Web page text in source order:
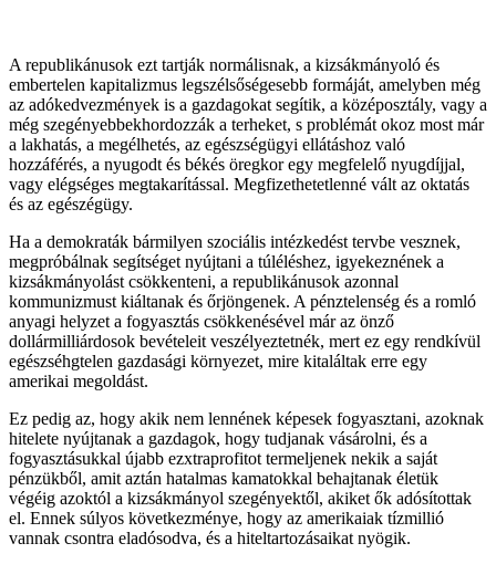
A republikánusok ezt tartják normálisnak, a kizsákmányoló és
embertelen kapitalizmus legszélsőségesebb formáját, amelyben még
az adókedvezmények is a gazdagokat segítik, a középosztály, vagy a
még szegényebbekhordozzák a terheket, s problémát okoz most már
a lakhatás, a megélhetés, az egészségügyi ellátáshoz való
hozzáférés, a nyugodt és békés öregkor egy megfelelő nyugdíjjal,
vagy elégséges megtakarítással. Megfizethetetlenné vált az oktatás
és az egészégügy.
Ha a demokraták bármilyen szociális intézkedést tervbe vesznek,
megpróbálnak segítséget nyújtani a túléléshez, igyekeznének a
kizsákmányolást csökkenteni, a republikánusok azonnal
kommunizmust kiáltanak és őrjöngenek. A pénztelenség és a romló
anyagi helyzet a fogyasztás csökkenésével már az önző
dollármilliárdosok bevételeit veszélyeztetnék, mert ez egy rendkívül
egészséhgtelen gazdasági környezet, mire kitaláltak erre egy
amerikai megoldást.
Ez pedig az, hogy akik nem lennének képesek fogyasztani, azoknak
hitelete nyújtanak a gazdagok, hogy tudjanak vásárolni, és a
fogyasztásukkal újabb ezxtraprofitot termeljenek nekik a saját
pénzükből, amit aztán hatalmas kamatokkal behajtanak életük
végéig azoktól a kizsákmányol szegényektől, akiket ők adósítottak
el. Ennek súlyos következménye, hogy az amerikaiak tízmillió
vannak csontra eladósodva, és a hiteltartozásaikat nyögik.